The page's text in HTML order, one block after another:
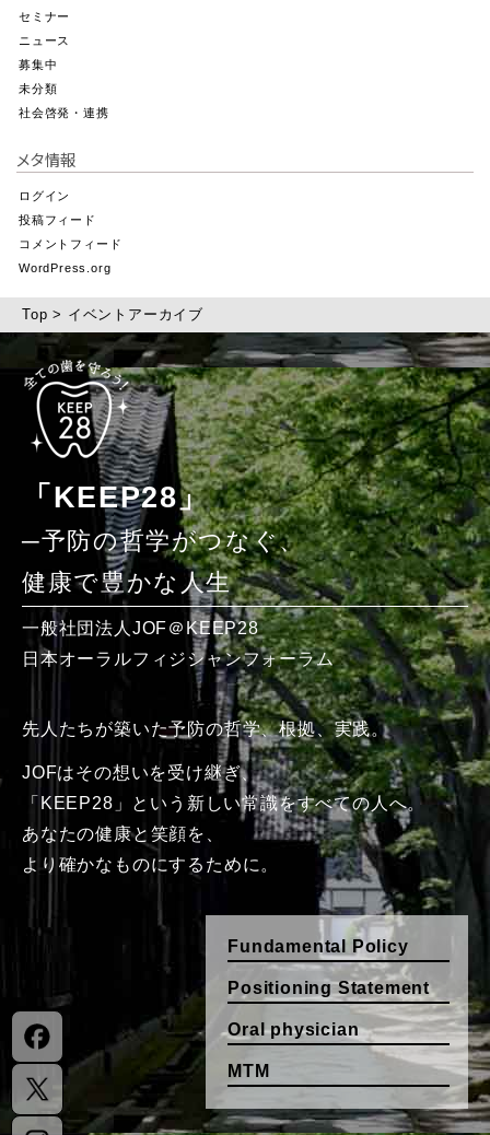
セミナー
ニュース
募集中
未分類
社会啓発・連携
メタ情報
ログイン
投稿フィード
コメントフィード
WordPress.org
Top > イベントアーカイブ
「KEEP28」
─予防の哲学がつなぐ、
健康で豊かな人生
一般社団法人JOF＠KEEP28
日本オーラルフィジシャンフォーラム
先人たちが築いた予防の哲学、根拠、実践。
JOFはその想いを受け継ぎ、
「KEEP28」という新しい常識をすべての人へ。
あなたの健康と笑顔を、
より確かなものにするために。
Fundamental Policy
Positioning Statement
Oral physician
MTM